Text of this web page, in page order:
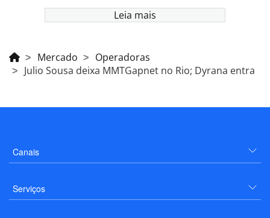
Leia mais
Mercado
Operadoras
Julio Sousa deixa MMTGapnet no Rio; Dyrana entra
Canais
Serviços